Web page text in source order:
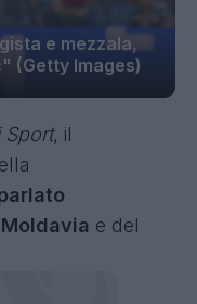
e mezzala,
(Getty Images)
Sport, il
e del